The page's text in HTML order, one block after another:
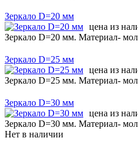
Зеркало D=20 мм
цена из
Зеркало D=20 мм. Материал-
Зеркало D=25 мм
цена из
Зеркало D=25 мм. Материал-
Зеркало D=30 мм
цена из
Зеркало D=30 мм. Материал-
Нет в наличии